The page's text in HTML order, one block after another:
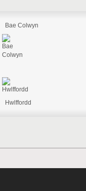
Bae Colwyn
Hwlffordd